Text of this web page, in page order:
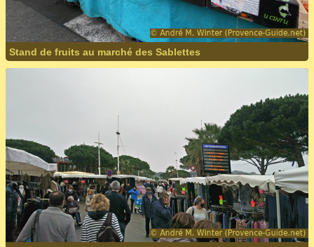
Stand de fruits au marché des Sablettes